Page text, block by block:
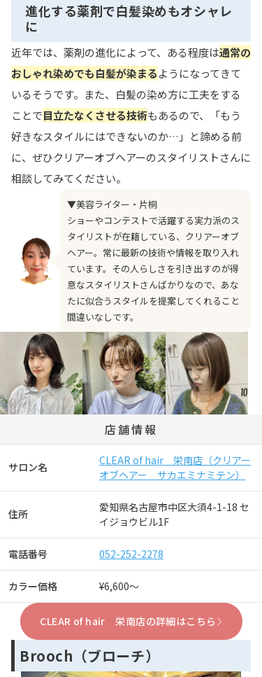
進化する薬剤で白髪染めもオシャレ
に
近年では、薬剤の進化によって、ある程度は通常の
おしゃれ染めでも白髪が染まるようになってきて
いるそうです。また、白髪の染め方に工夫をする
ことで目立たなくさせる技術もあるので、「もう
好きなスタイルにはできないのか…」と諦める前
に、ぜひクリアーオブヘアーのスタイリストさんに
相談してみてください。
▼美容ライター・片桐
ショーやコンテストで活躍する実力派のス
タイリストが在籍している、クリアーオブ
ヘアー。常に最新の技術や情報を取り入れ
ています。その人らしさを引き出すのが得
意なスタイリストさんばかりなので、あな
たに似合うスタイルを提案してくれること
間違いなしです。
店舗情報
サロン名
CLEAR of hair 栄南店（クリアー
オブヘアー サカエミナミテン）
住所
愛知県名古屋市中区大須4-1-18 セ
イジョウビル1F
電話番号 052-252-2278
カラー価格 ¥6,600～
CLEAR of hair 栄南店の詳細はこちら
Brooch（ブローチ）